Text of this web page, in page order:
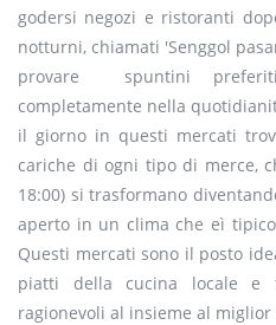
godersi negozi e ristoranti
notturni, chiamati 'Senggol
provare spuntini
completamente nella
il giorno in questi mercati
cariche di ogni tipo di merce,
18:00) si trasformano
aperto in un clima che eì
Questi mercati sono il posto
piatti della cucina locale e
ragionevoli al insieme al